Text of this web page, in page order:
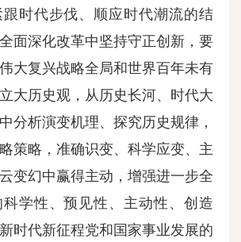
时代步伐、顺应时代潮流的结
面深化改革中坚持守正创新，要
大复兴战略全局和世界百年未有
大历史观，从历史长河、时代大
分析演变机理、探究历史规律，
策略，准确识变、科学应变、主
变幻中赢得主动，增强进一步全
学性、预见性、主动性、创造
时代新征程党和国家事业发展的